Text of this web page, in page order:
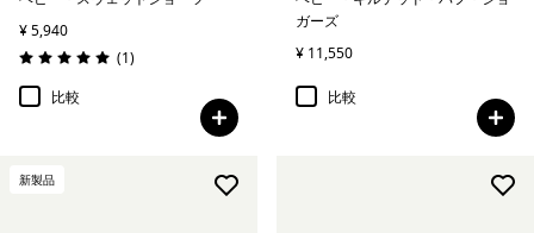
¥ 5,940
評価: 5.0 / 5
(1レビュー
)
比較
ガーズ
¥ 11,550
比較
新製品